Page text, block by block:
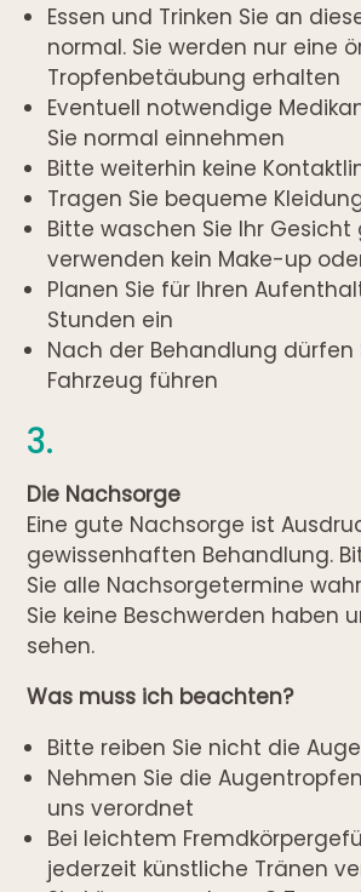
Essen und Trinken Sie an
normal. Sie werden nur eine
Tropfenbetäubung erhalten
Eventuell notwendige
Sie normal einnehmen
Bitte weiterhin keine
Tragen Sie bequeme
Bitte waschen Sie Ihr
verwenden kein Make-up
Planen Sie für Ihren
Stunden ein
Nach der Behandlung dürfen
Fahrzeug führen
3.
Die Nachsorge
Eine gute Nachsorge ist
gewissenhaften Behandlung.
Sie alle Nachsorgetermine
Sie keine Beschwerden haben
sehen.
Was muss ich beachten?
Bitte reiben Sie nicht die
Nehmen Sie die
uns verordnet
Bei leichtem
jederzeit künstliche Tränen